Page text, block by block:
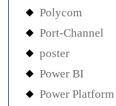
Polycom
Port-Channel
poster
Power BI
Power Platform